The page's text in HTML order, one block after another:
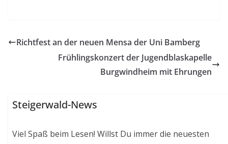
Richtfest an der neuen Mensa der Uni Bamberg
Frühlingskonzert der Jugendblaskapelle
Burgwindheim mit Ehrungen
Steigerwald-News
Viel Spaß beim Lesen! Willst Du immer die neuesten